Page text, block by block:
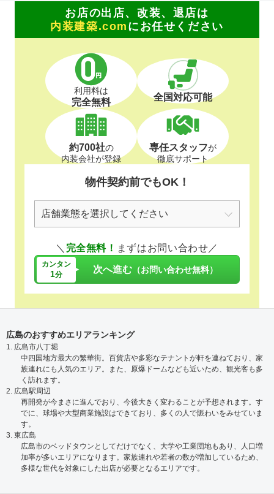
お店の出店、改装、退店は
内装建築.com にお任せください
利用料は
完全無料 全国対応可能
約700社の
内装会社が登録
専任スタッフが
徹底サポート
物件契約前でもOK！
＼ 完全無料！ まずはお問い合わせ／
カンタン
1分 次へ進む （お問い合わせ無料）
広島のおすすめエリアランキング
1. 広島市八丁堀
中四国地方最大の繁華街。百貨店や多彩なテナントが軒を連ねており、家
族連れにも人気のエリア。また、原爆ドームなども近いため、観光客も多
く訪れます。
2. 広島駅周辺
再開発が今まさに進んでおり、今後大きく変わることが予想されます。す
でに、球場や大型商業施設はできており、多くの人で賑わいをみせていま
す。
3. 東広島
広島市のベッドタウンとしてだけでなく、大学や工業団地もあり、人口増
加率が多いエリアになります。家族連れや若者の数が増加しているため、
多様な世代を対象にした出店が必要となるエリアです。